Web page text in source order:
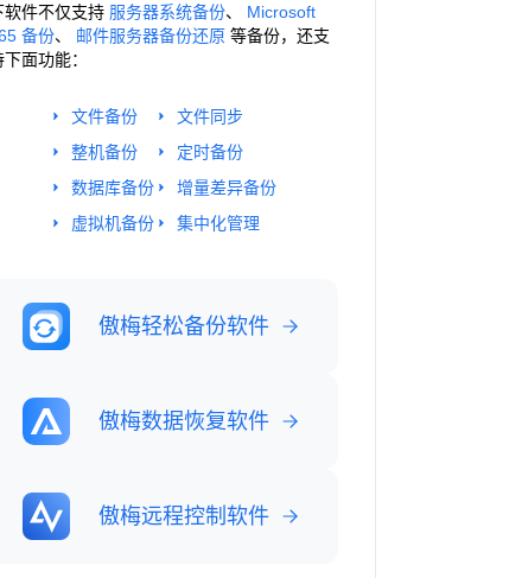
软件不仅支持 服务器系统备份、 Microsoft
备份、 邮件服务器备份还原 等备份，还支
下面功能：
文件备份
整机备份
数据库备份
虚拟机备份
文件同步
定时备份
增量差异备份
集中化管理
傲梅轻松备份软件
傲梅数据恢复软件
傲梅远程控制软件